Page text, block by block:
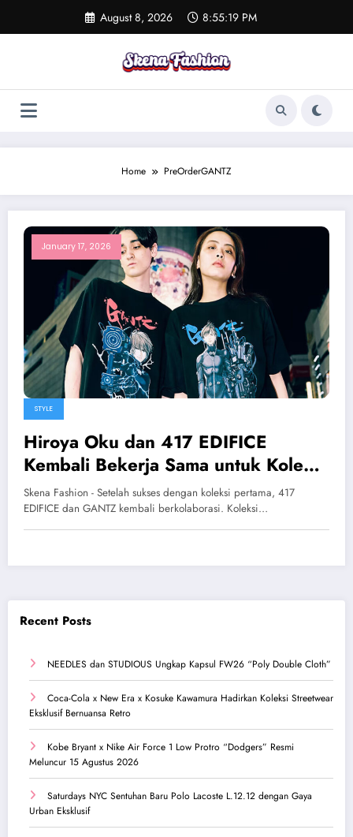
content
August 8, 2026 8:55:19 PM
Home PreOrderGANTZ
January 17, 2026
STYLE
Hiroya Oku dan 417 EDIFICE
Kembali Bekerja Sama untuk Koleksi
Capsule ‘GANTZ’ Kedua
Skena Fashion - Setelah sukses dengan koleksi pertama, 417
EDIFICE dan GANTZ kembali berkolaborasi. Koleksi…
Recent Posts
NEEDLES dan STUDIOUS Ungkap Kapsul FW26 “Poly Double Cloth”
Coca-Cola x New Era x Kosuke Kawamura Hadirkan Koleksi Streetwear
Eksklusif Bernuansa Retro
Kobe Bryant x Nike Air Force 1 Low Protro “Dodgers” Resmi
Meluncur 15 Agustus 2026
Saturdays NYC Sentuhan Baru Polo Lacoste L.12.12 dengan Gaya
Urban Eksklusif